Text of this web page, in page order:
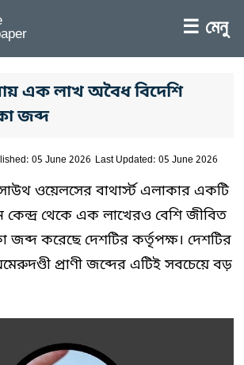
☰ মেনু
এক লাখ অবৈধ বিদেশি
জব্দ
05 June 2026 Last Updated: 05 June 2026
ওয়েলসের বাথার্স্ট এলাকার একটি
কেন্দ্র থেকে এক লাখেরও বেশি জীবিত
জব্দ করেছে দেশটির কর্তৃপক্ষ। দেশটির
প্রাণী জব্দের এটিই সবচেয়ে বড়